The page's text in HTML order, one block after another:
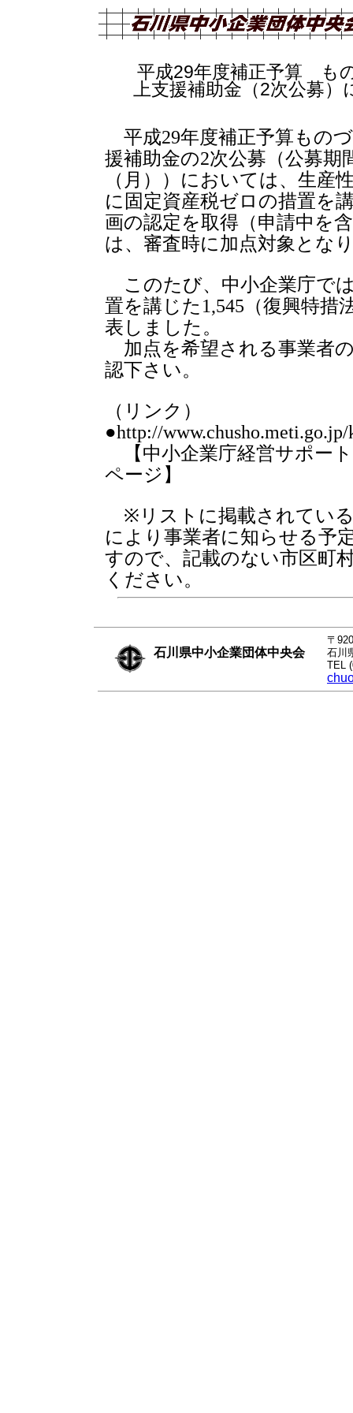
平成29年度補正予算 も
上支援補助金（2次公募
平成29年度補正予算もの
援補助金の2次公募（公募期
（月））においては、生産
に固定資産税ゼロの措置を
画の認定を取得（申請中を
は、審査時に加点対象とな
このたび、中小企業庁で
置を講じた1,545（復興特措
表しました。
加点を希望される事業者
認下さい。
（リンク）
●http://www.chusho.meti.go.jp/
【中小企業庁経営サポー
ページ】
※リストに掲載されている
により事業者に知らせる予
すので、記載のない市区町
ください。
石川県中小企業団体中央会
〒
石川
TEL